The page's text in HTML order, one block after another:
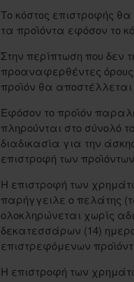
Το κόστος επιστροφής
τα προϊόντα εφόσον το
Στην περίπτωση που δεν
προαναφερθέντες όρους
προϊόν θα
Εφόσον το προϊόν
πληρούνται στο σύνολό
διαδικασία για την
επιστροφή των
Η επιστροφή των
παρήγγειλε ο πελάτης
ολοκληρώνεται χωρίς
δεκατεσσάρων (14)
επιστρεφόμενων
Η επιστροφή των